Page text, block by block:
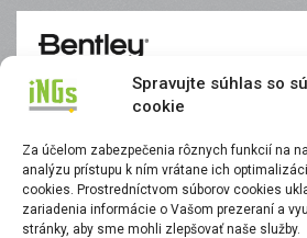
Spravujte súhlas so
cookie
Za účelom zabezpečenia rôznych funkcií na
analýzu prístupu k ním vrátane ich
cookies. Prostredníctvom súborov cookies
zariadenia informácie o Vašom prezeraní a
stránky, aby sme mohli zlepšovať naše služby.